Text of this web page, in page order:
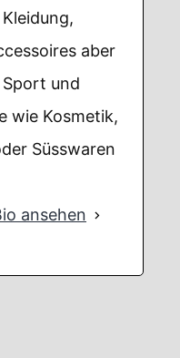
aber
und
wie Kosmetik,
Süsswaren
ansehen